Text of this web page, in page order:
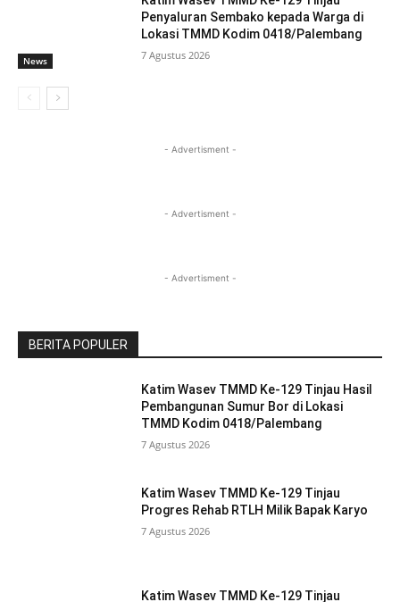
News
Penyaluran Sembako kepada Warga di
Lokasi TMMD Kodim 0418/Palembang
7 Agustus 2026
- Advertisment -
- Advertisment -
- Advertisment -
BERITA POPULER
Katim Wasev TMMD Ke-129 Tinjau Hasil
Pembangunan Sumur Bor di Lokasi
TMMD Kodim 0418/Palembang
7 Agustus 2026
Katim Wasev TMMD Ke-129 Tinjau
Progres Rehab RTLH Milik Bapak Karyo
7 Agustus 2026
Katim Wasev TMMD Ke-129 Tinjau